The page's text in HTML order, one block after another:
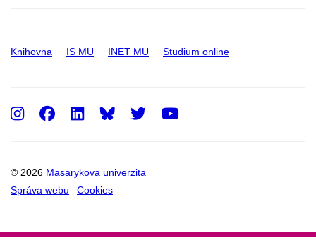
Knihovna IS MU INET MU Studium online
© 2026 Masarykova univerzita
Správa webu
Cookies
Instagram
Facebook
LinkedInTwitter